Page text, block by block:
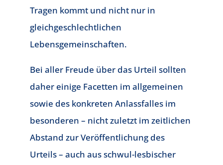
Tragen kommt und nicht nur in
gleichgeschlechtlichen
Lebensgemeinschaften.
Bei aller Freude über das Urteil sollten
daher einige Facetten im allgemeinen
sowie des konkreten Anlassfalles im
besonderen – nicht zuletzt im zeitlichen
Abstand zur Veröffentlichung des
Urteils – auch aus schwul-lesbischer